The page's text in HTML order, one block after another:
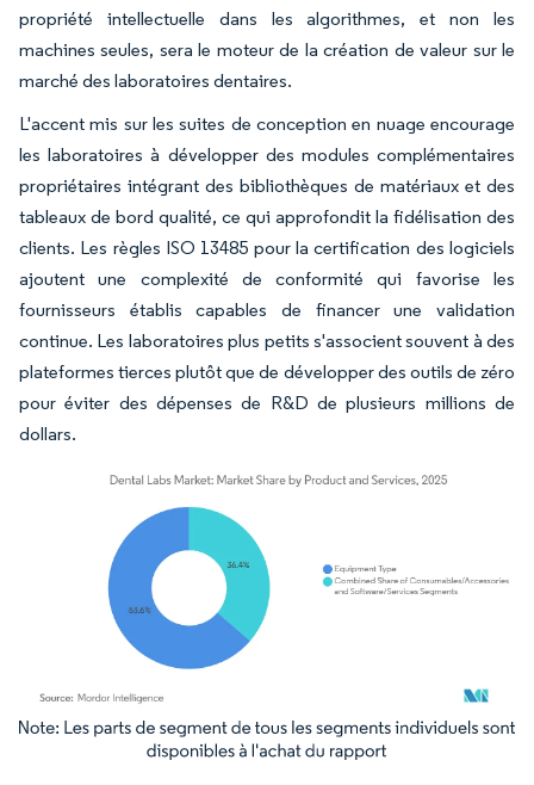
propriété intellectuelle dans les algorithmes, et non les
machines seules, sera le moteur de la création de valeur sur le
marché des laboratoires dentaires.
L'accent mis sur les suites de conception en nuage encourage
les laboratoires à développer des modules complémentaires
propriétaires intégrant des bibliothèques de matériaux et des
tableaux de bord qualité, ce qui approfondit la fidélisation des
clients. Les règles ISO 13485 pour la certification des logiciels
ajoutent une complexité de conformité qui favorise les
fournisseurs établis capables de financer une validation
continue. Les laboratoires plus petits s'associent souvent à des
plateformes tierces plutôt que de développer des outils de zéro
pour éviter des dépenses de R&D de plusieurs millions de
dollars.
Image © Mordor Intelligence. La réutilisation nécessite une attribution sous CC BY